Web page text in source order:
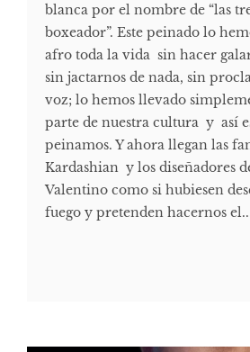
blanca por el nombre de “las
boxeador”. Este peinado lo
afro toda la vida sin hacer
sin jactarnos de nada, sin
voz; lo hemos llevado
parte de nuestra cultura y así
peinamos. Y ahora llegan las
Kardashian y los diseñadores
Valentino como si hubiesen
fuego y pretenden hacernos